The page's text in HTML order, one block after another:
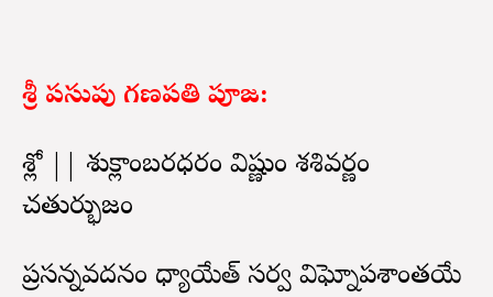
శ్రీ పసుపు గణపతి పూజ:
శ్లో || శుక్లాంబరధరం విష్ణుం శశివర్ణం
చతుర్భుజం
ప్రసన్నవదనం ధ్యాయేత్ సర్వ విఘ్నోపశాంతయే